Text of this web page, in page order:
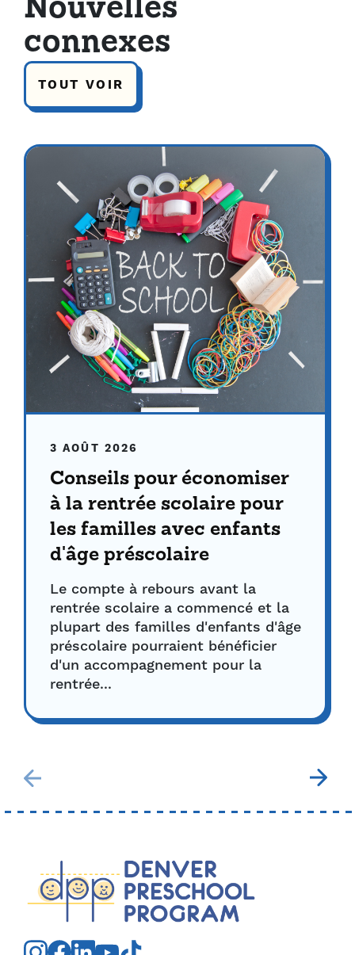
Nouvelles
connexes
TOUT VOIR
3 AOÛT 2026
Conseils pour économiser
à la rentrée scolaire pour
les familles avec enfants
d'âge préscolaire
Le compte à rebours avant la
rentrée scolaire a commencé et la
plupart des familles d'enfants d'âge
préscolaire pourraient bénéficier
d'un accompagnement pour la
rentrée...